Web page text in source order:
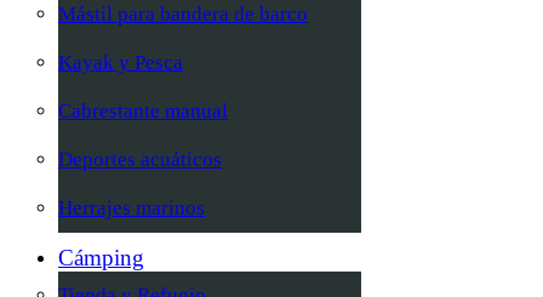
Mástil para bandera de barco
Kayak y Pesca
Cabrestante manual
Deportes acuáticos
Herrajes marinos
Cámping